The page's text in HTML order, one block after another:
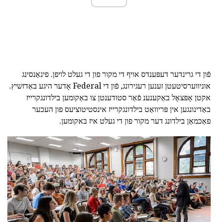
פֿון די גרינדער דעפּענדס אויף די מקור פון די געלט לויפן. פינאַנסינג
אוניווערסיטעטן זענען רעגירונג, פֿון די Federal אָדער היגע באַדזשיץ.
אקטן אָפּצאָל באַקענענ פֿאַר סטודענטן צו באַקומען בילדונגקרייז
באַדינונגען אין פּריוואַט בילדונגקרייז אינסטיטוציעס פון העכער
פאַכמאַן בילדונג דער מקור פון די געלט איז באקומען.